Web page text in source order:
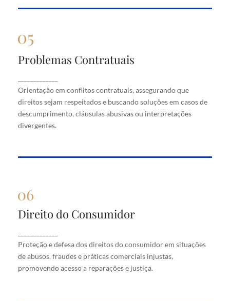
Problemas Contratuais
Orientação em conflitos contratuais, assegurando que
direitos sejam respeitados e buscando soluções em casos de
descumprimento, cláusulas abusivas ou interpretações
divergentes.
Problemas Contratuais
que direitos sejam respeitados e buscando soluções
em casos de descumprimento, cláusulas abusivas
ou interpretações divergentes.
Direito do Consumidor
Proteção e defesa dos direitos do consumidor em situações
de abusos, fraudes e práticas comerciais injustas,
promovendo acesso a reparações e justiça.
Direito do Consumidor
situações de abusos, fraudes e práticas comerciais
injustas, promovendo acesso a reparações e justiça.